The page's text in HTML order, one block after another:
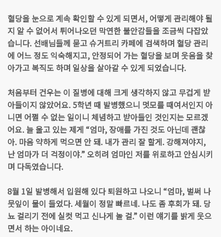
혈당을 눈으로 계속 확인할 수 있게 되면서, 어떻게 관리해야 될
지 알 수 없어서 튀어나오던 막연한 불안감들을 조금씩 다잡았
습니다. 선배님들께 묻고 슈거트리 카페에 검색하며 혈당 관리
에 어느 정도 익숙해지고, 안정되어 가는 혈당을 보며 웃음을 찾
아가고 복직도 하며 일상을 살아갈 수 있게 되었습니다.
처음부터 건우는 이 질병에 대해 크게 생각하지 않고 무겁게 받
아들이지 않았어요. 5학년 때 발병했으니 멋모를 때여서인지 아
니면 어쩔 수 없는 일이니 체념하고 받아들인 것인지는 모르겠
어요. 늘 울고 있는 제게 “엄마, 장애를 가진 것도 아닌데 괜찮
아. 마음 약하게 먹으면 안 돼. 내가 관리 잘 할게. 강해져야지,
난 엄마가 더 걱정이야.” 오히려 엄마인 저를 위로하고 안심시키
며 다독였습니다.
8월 1일 발병해서 입원해 있다 퇴원하고 나오니 “엄마, 벌써 나
뭇잎이 물이 들었다. 세월이 정말 빠르네. 나도 좀 후회가 돼. 당
뇨 걸리기 전에 실컷 먹고 신나게 놀 걸.” 이런 얘기를 밝게 웃으
면서 하는 아이네요.